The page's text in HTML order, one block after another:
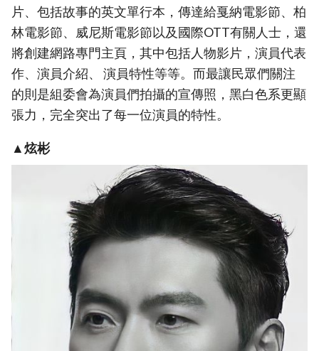
片、包括故事的英文單行本，傳達給戛納電影節、柏
林電影節、威尼斯電影節以及國際OTT有關人士，還
將創建網路專門主頁，其中包括人物影片，演員代表
作、演員介紹、 演員特性等等。而最讓民眾們關注
的則是組委會為演員們拍攝的宣傳照，黑白色系更顯
張力，完全突出了每一位演員的特性。
▲炫彬